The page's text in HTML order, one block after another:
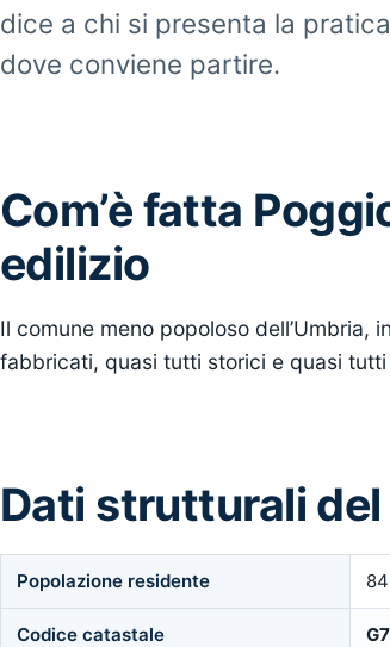
dice a chi si presenta la
dove conviene partire.
Com’è fatta
edilizio
Il comune meno popoloso dell’Umbria,
fabbricati, quasi tutti storici e quasi
Dati strutturali
Popolazione residente
Codice catastale